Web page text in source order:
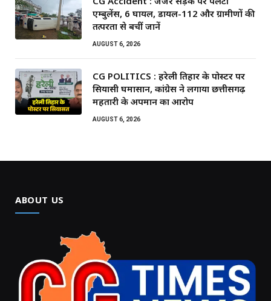
एम्बुलेंस, 6 घायल, डायल-112 और ग्रामीणों की
तत्परता से बचीं जानें
AUGUST 6, 2026
CG POLITICS : हरेली तिहार के पोस्टर पर
सियासी घमासान, कांग्रेस ने लगाया छत्तीसगढ़
महतारी के अपमान का आरोप
AUGUST 6, 2026
ABOUT US